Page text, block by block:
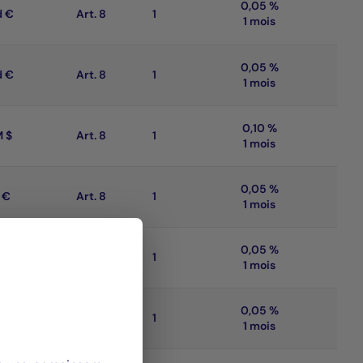
€ Art. 8 1
0,05 %
1 mois
€ Art. 8 1
0,05 %
1 mois
$ Art. 8 1
0,10 %
1 mois
€ Art. 8 1
0,05 %
1 mois
1
0,05 %
1 mois
1
0,05 %
1 mois